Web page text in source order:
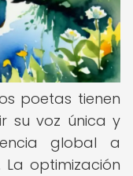
poetas tienen
su voz única y
global a
optimización